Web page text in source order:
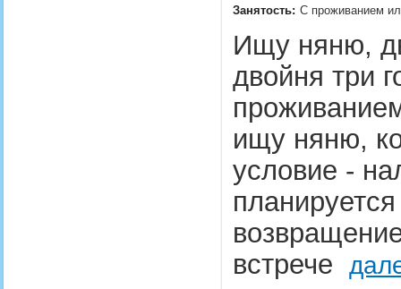
Занятость: С проживанием
Ищу няню,
двойня три
ищу няню,
условие -
встрече